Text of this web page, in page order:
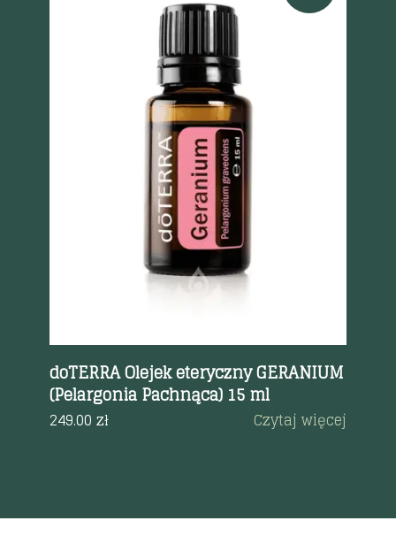
Szybki podgląd
doTERRA Olejek eteryczny GERANIUM
(Pelargonia Pachnąca) 15 ml
249.00zł Czytaj więcej